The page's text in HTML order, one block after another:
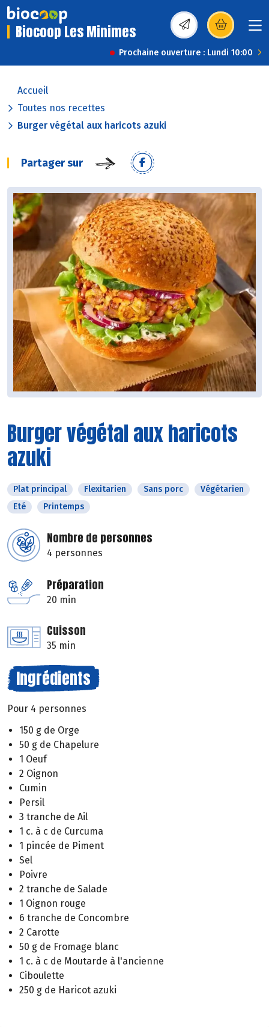
Biocoop Les Minimes (s’ouvre dans une
Prochaine ouverture : Lundi 10:00
Accueil
Toutes nos recettes
Burger végétal aux haricots azuki
Partager sur
Burger végétal aux haricots
azuki
Plat principal Flexitarien Sans porc
Végétarien
Eté
Printemps
Nombre de personnes
4 personnes
Préparation
20 min
Cuisson
35 min
Ingrédients
Pour 4 personnes
150 g de Orge
50 g de Chapelure
1 Oeuf
2 Oignon
Cumin
Persil
3 tranche de Ail
1 c. à c de Curcuma
1 pincée de Piment
Sel
Poivre
2 tranche de Salade
1 Oignon rouge
6 tranche de Concombre
2 Carotte
50 g de Fromage blanc
1 c. à c de Moutarde à l'ancienne
Ciboulette
250 g de Haricot azuki